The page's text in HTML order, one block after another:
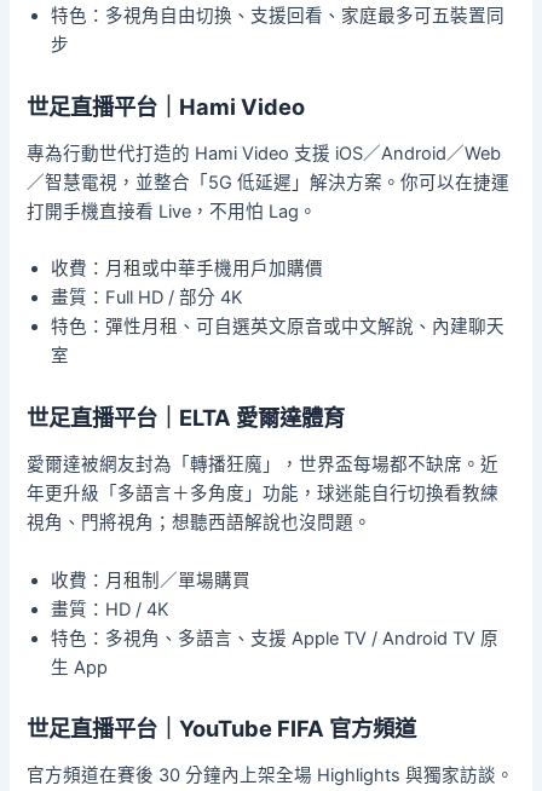
特色：多視角自由切換、支援回看、家庭最多可五裝置同
步
世足直播平台｜Hami Video
專為行動世代打造的 Hami Video 支援 iOS／Android／Web
／智慧電視，並整合「5G 低延遲」解決方案。你可以在捷運
打開手機直接看 Live，不用怕 Lag。
收費：月租或中華手機用戶加購價
畫質：Full HD / 部分 4K
特色：彈性月租、可自選英文原音或中文解說、內建聊天
室
世足直播平台｜ELTA 愛爾達體育
愛爾達被網友封為「轉播狂魔」，世界盃每場都不缺席。近
年更升級「多語言＋多角度」功能，球迷能自行切換看教練
視角、門將視角；想聽西語解說也沒問題。
收費：月租制／單場購買
畫質：HD / 4K
特色：多視角、多語言、支援 Apple TV / Android TV 原
生 App
世足直播平台｜YouTube FIFA 官方頻道
官方頻道在賽後 30 分鐘內上架全場 Highlights 與獨家訪談。